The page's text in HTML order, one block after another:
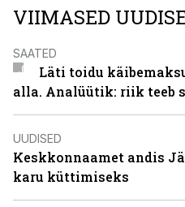
VIIMASED
SAATED
Läti toidu
alla. Analüütik: riik teeb
UUDISED
Keskkonnaamet andis
karu küttimiseks